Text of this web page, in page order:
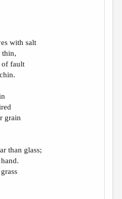
with salt
thin,
of fault
grain
than glass;